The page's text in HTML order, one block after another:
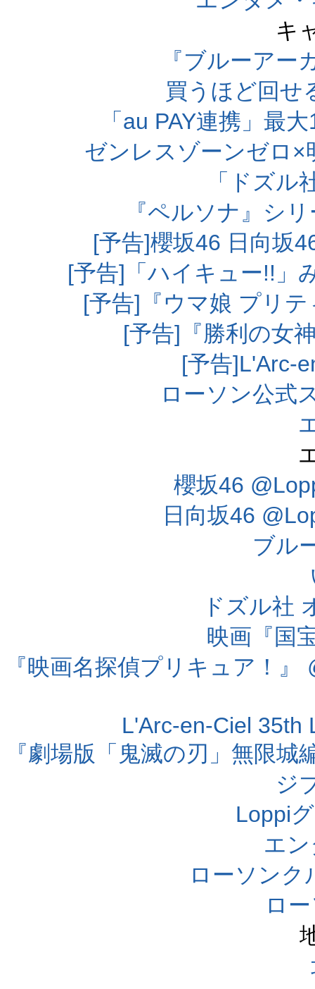
キ
『ブルーアー
買うほど回せ
「au PAY連携」最
ゼンレスゾーンゼロ
「ドズル
『ペルソナ』シ
[予告]櫻坂46 日向坂
[予告]「ハイキュー!!」
[予告]『ウマ娘 プリ
[予告]『勝利の女
[予告]L'Arc-
ローソン公式
櫻坂46
日向坂46
ブル
ドズル社
映画『国
『映画名探偵プリキュア！
L'Arc-en-Ciel 35th
『劇場版「鬼滅の刃」無限
ジ
Loppi
エ
ローソンク
ロ